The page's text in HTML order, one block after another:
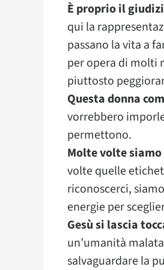
È proprio il
qui la
passano la vita a
per opera di molti
piuttosto
Questa donna
vorrebbero
permettono.
Molte volte
volte quelle
riconoscerci,
energie per
Gesù si lascia
un’umanità
salvaguardare la